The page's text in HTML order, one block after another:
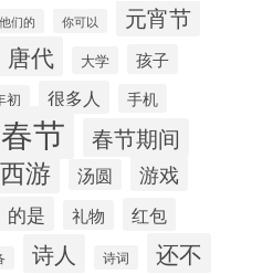
他们的 你可以 元宵节
唐代 大学 孩子
初 很多人 手机
春节 春节期间
游 汤圆 游戏
的是 礼物 红包
诗人 诗词 还不